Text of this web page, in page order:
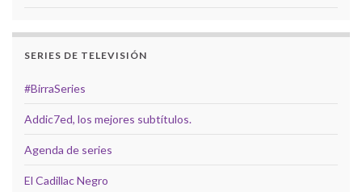
SERIES DE TELEVISIÓN
#BirraSeries
Addic7ed, los mejores subtítulos.
Agenda de series
El Cadillac Negro